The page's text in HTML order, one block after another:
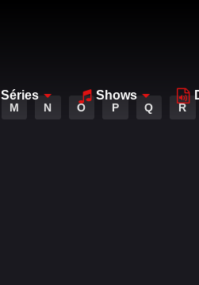
Séries Shows
M N O P Q R